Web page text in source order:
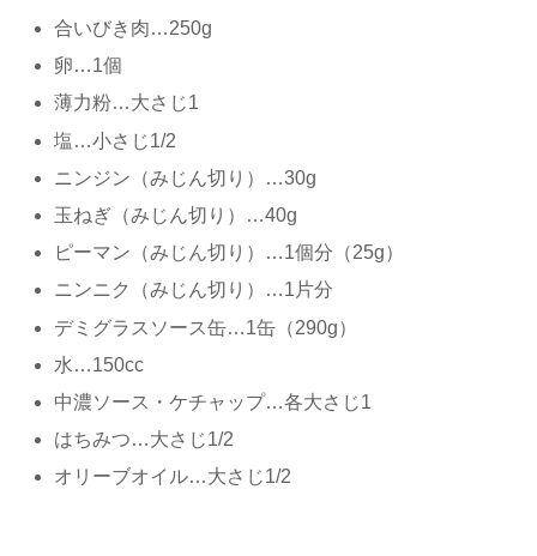
合いびき肉…250g
卵…1個
薄力粉…大さじ1
塩…小さじ1/2
ニンジン（みじん切り）…30g
玉ねぎ（みじん切り）…40g
ピーマン（みじん切り）…1個分（25g）
ニンニク（みじん切り）…1片分
デミグラスソース缶…1缶（290g）
水…150cc
中濃ソース・ケチャップ…各大さじ1
はちみつ…大さじ1/2
オリーブオイル…大さじ1/2